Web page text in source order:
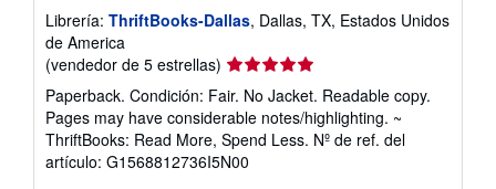
Librería: ThriftBooks-Dallas, Dallas, TX, Estados Unidos
de America
(vendedor de 5 estrellas) Calificación
del
vendedor:
5
de
5
Paperback. Condición: Fair. No Jacket. Readable copy.
Pages may have considerable notes/highlighting. ~
ThriftBooks: Read More, Spend Less. Nº de ref. del
artículo: G1568812736I5N00